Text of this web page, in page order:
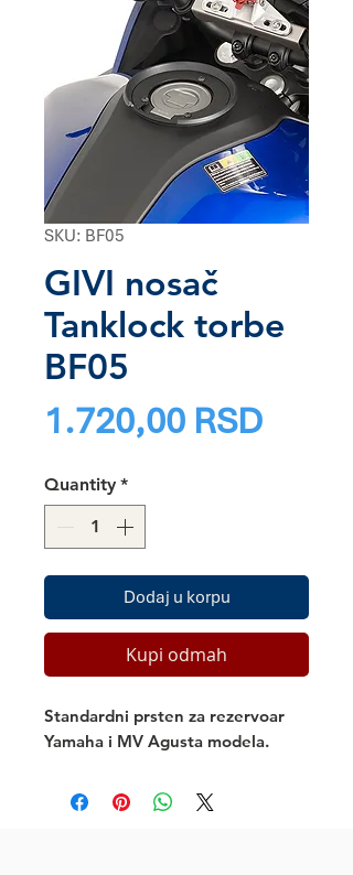
SKU: BF05
GIVI nosač
Tanklock torbe
BF05
1.720,00 RSDPrice
Quantity *
Dodaj u korpu
Kupi odmah
Standardni prsten za rezervoar
Yamaha i MV Agusta modela.